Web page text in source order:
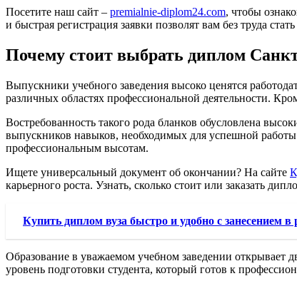
Посетите наш сайт – premialnie-diplom24.com, чтобы
и быстрая регистрация заявки позволят вам без труда
Почему стоит выбрать диплом
Выпускники учебного заведения высоко ценятся
различных областях профессиональной деятельности.
Востребованность такого рода бланков обусловлена
выпускников навыков, необходимых для успешной
профессиональным высотам.
Ищете универсальный документ об окончании? На сайте
карьерного роста. Узнать, сколько стоит или заказать
Купить диплом вуза быстро и удобно с занесением в
Образование в уважаемом учебном заведении открывает
уровень подготовки студентa, который готов к